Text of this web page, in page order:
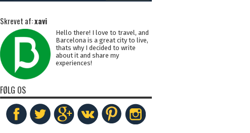
Skrevet af:xavi
Hello there! I love to travel, and
Barcelona is a great city to live,
thats why I decided to write
about it and share my
experiences!
FØLG OS